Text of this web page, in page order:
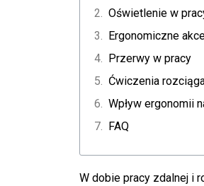
Oświetlenie w
Ergonomiczne
Przerwy w pracy
Ćwiczenia
Wpływ ergonomii
FAQ
W dobie pracy zdalnej i